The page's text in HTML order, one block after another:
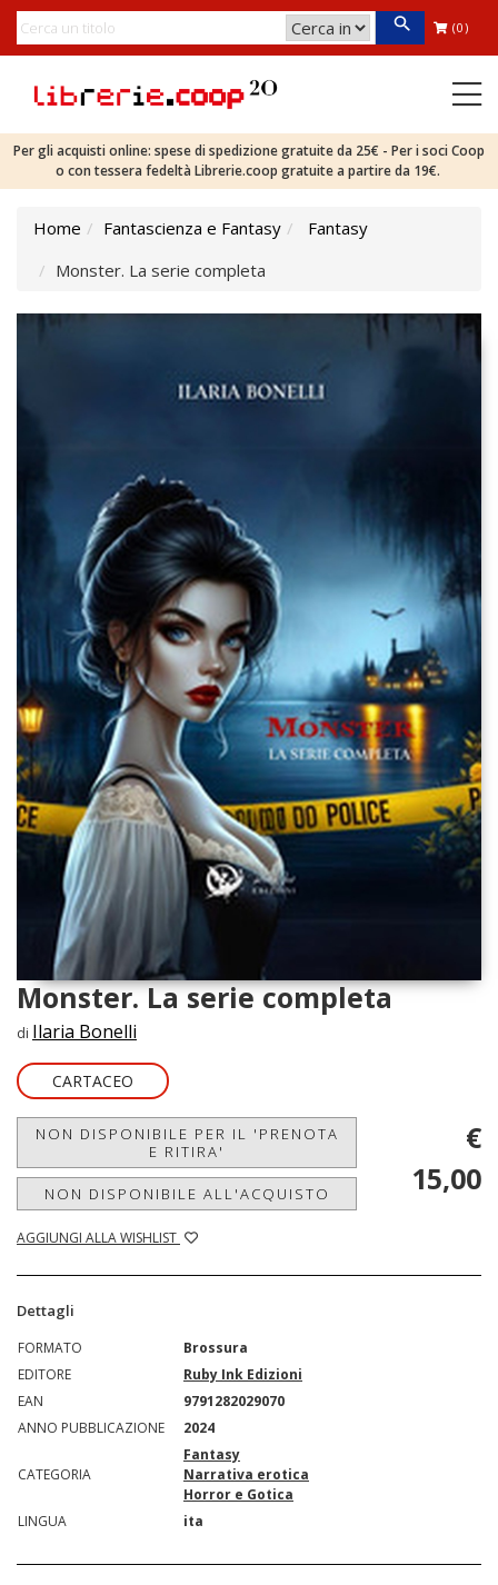
(0)
Per gli acquisti online: spese di spedizione gratuite da 25€ - Per i soci Coop
o con tessera fedeltà Librerie.coop gratuite a partire da 19€.
Home Fantascienza e Fantasy
Fantasy
Monster. La serie completa
Monster. La serie completa
di Ilaria Bonelli
CARTACEO
NON DISPONIBILE PER IL 'PRENOTA
E RITIRA'
NON DISPONIBILE ALL'ACQUISTO
AGGIUNGI ALLA WISHLIST
€
15,00
Dettagli
FORMATO
Brossura
EDITORE
Ruby Ink Edizioni
EAN
9791282029070
ANNO PUBBLICAZIONE
2024
CATEGORIA
Fantasy
Narrativa erotica
Horror e Gotica
LINGUA
ita